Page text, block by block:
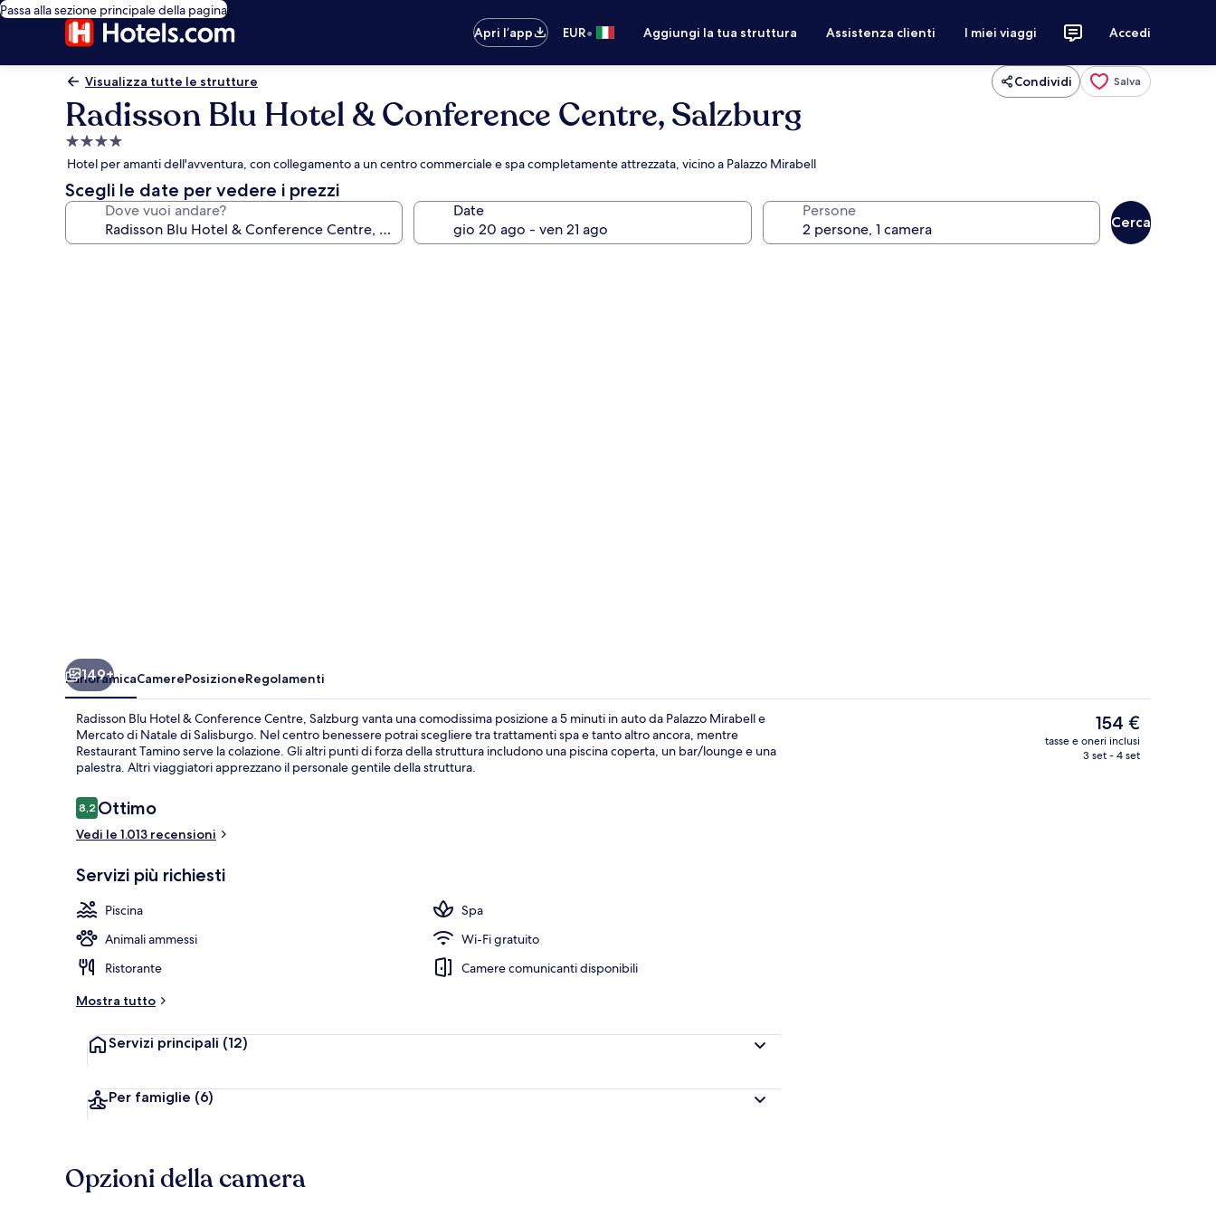
Passa alla sezione principale della pagina
Apri l’app
EUR• Aggiungi la tua struttura Assistenza clienti I miei viaggi Accedi
Visualizza tutte le strutture Condividi Salva
Radisson Blu Hotel & Conference Centre, Salzburg
Struttura
a
4.0
stelle
Hotel per amanti dell'avventura, con collegamento a un centro commerciale e spa completamente attrezzata, vicino a Palazzo Mirabell
Scegli le date per vedere i prezzi
Dove vuoi andare? Date Persone
Cerca
149+
PanoramicaCamerePosizioneRegolamenti
Radisson Blu Hotel & Conference Centre, Salzburg vanta una comodissima posizione a 5 minuti in auto da Palazzo Mirabell e
Mercato di Natale di Salisburgo. Nel centro benessere potrai scegliere tra trattamenti spa e tanto altro ancora, mentre
Restaurant Tamino serve la colazione. Gli altri punti di forza della struttura includono una piscina coperta, un bar/lounge e una
palestra. Altri viaggiatori apprezzano il personale gentile della struttura.
Recensioni
8,28,2 su 10
Ottimo
Vedi le 1.013 recensioni
Servizi più richiesti
Piscina
Spa
Animali ammessi
Wi-Fi gratuito
Ristorante
Camere comunicanti disponibili
Mostra tutto
Servizi principali (12)
Per famiglie (6)
Il
prezzo
attuale
154 €
tasse e oneri inclusi
3 set - 4 set
Opzioni della camera